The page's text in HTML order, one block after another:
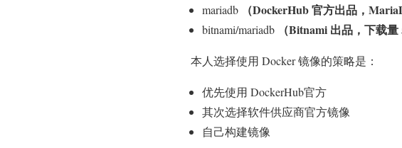
mariadb （DockerHub 官方出品，
bitnami/mariadb （Bitnami 出品，下载量
本人选择使用 Docker 镜像的策略是：
优先使用 DockerHub官方
其次选择软件供应商官方镜像
自己构建镜像